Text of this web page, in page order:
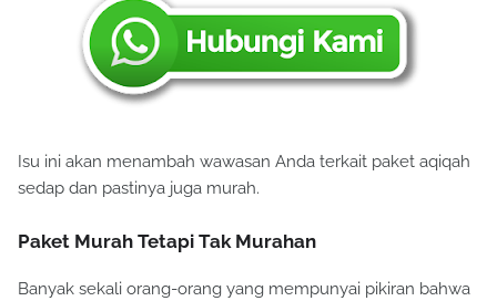
Isu ini akan menambah wawasan Anda terkait paket aqiqah
sedap dan pastinya juga murah.
Paket Murah Tetapi Tak Murahan
Banyak sekali orang-orang yang mempunyai pikiran bahwa